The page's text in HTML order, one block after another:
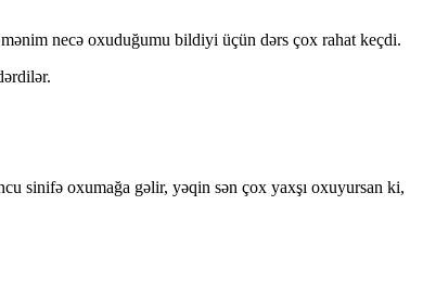
necə oxuduğumu bildiyi üçün dərs çox rahat keçdi.
sinifə oxumağa gəlir, yəqin sən çox yaxşı oxuyursan ki,